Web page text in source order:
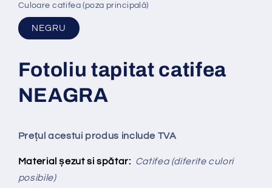
Culoare catifea (poza principală)
NEGRU
Fotoliu tapitat catifea
NEAGRA
Prețul acestui produs include TVA
Material șezut si spătar: Catifea (diferite culori
posibile)